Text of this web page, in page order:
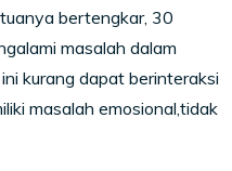
bertengkar, 30
masalah dalam
kurang dapat berinteraksi
masalah emosional,tidak